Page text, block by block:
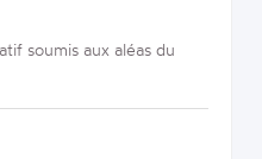
soumis aux aléas du